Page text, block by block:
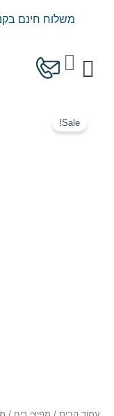
משלוח חינם בקנייה מעל 300
עגלת
קניות
Sale!
המקורי
דפיוזר